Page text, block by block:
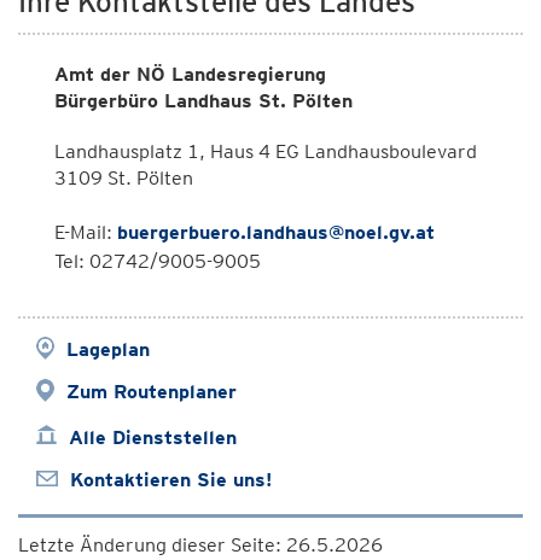
Amt der NÖ Landesregierung
Bürgerbüro Landhaus St. Pölten
Landhausplatz 1, Haus 4 EG Landhausboulevard
3109 St. Pölten
E-Mail: buergerbuero.landhaus@noel.gv.at
Tel: 02742/9005-9005
Lageplan
Zum Routenplaner
Alle Dienststellen
Kontaktieren Sie uns!
Letzte Änderung dieser Seite: 26.5.2026